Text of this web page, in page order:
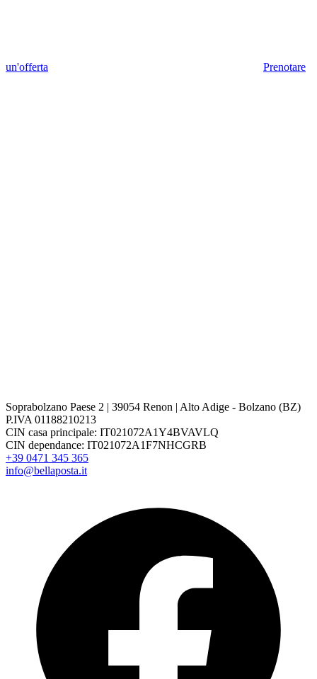
un'offerta Prenotare
Soprabolzano Paese 2 | 39054 Renon | Alto Adige - Bolzano (BZ)
P.IVA 01188210213
CIN casa principale: IT021072A1Y4BVAVLQ
CIN dependance: IT021072A1F7NHCGRB
+39 0471 345 365
info@bellaposta.it